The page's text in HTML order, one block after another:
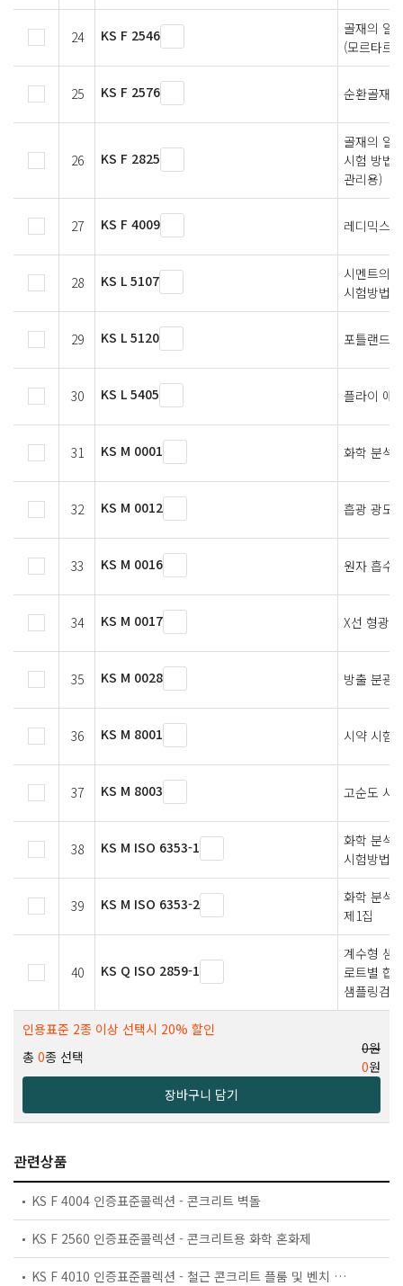
24 KS F 2546
골재의 알
(모르타르
25 KS F 2576 순환골재
26 KS F 2825
골재의 알
시험 방법(
관리용)
27 KS F 4009 레디믹스
28 KS L 5107
시멘트의
시험방법
29 KS L 5120 포틀랜드
30 KS L 5405 플라이 애
31 KS M 0001 화학 분석
32 KS M 0012 흡광 광도
33 KS M 0016 원자 흡수
34 KS M 0017 X선 형광
35 KS M 0028 방출 분광
36 KS M 8001 시약 시험
37 KS M 8003 고순도 시
38 KS M ISO 6353-1
화학 분석
시험방법
39 KS M ISO 6353-2
화학 분석
제1집
40 KS Q ISO 2859-1
계수형 샘
로트별 합
샘플링검
인용표준 2종 이상 선택시 20% 할인
총 0종 선택
0원
0원
장바구니 담기
관련상품
KS F 4004 인증표준콜렉션 - 콘크리트 벽돌
KS F 2560 인증표준콜렉션 - 콘크리트용 화학 혼화제
KS F 4010 인증표준콜렉션 - 철근 콘크리트 플룸 및 벤치 플룸